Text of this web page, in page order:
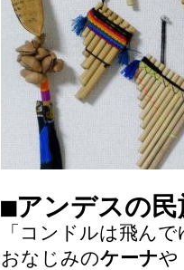
■アンデスの民
「コンドルは飛ん
おなじみのケーナや